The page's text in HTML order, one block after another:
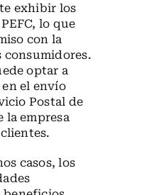
exhibir los
lo que
con la
optar a
el envío
Postal de
la empresa
casos, los